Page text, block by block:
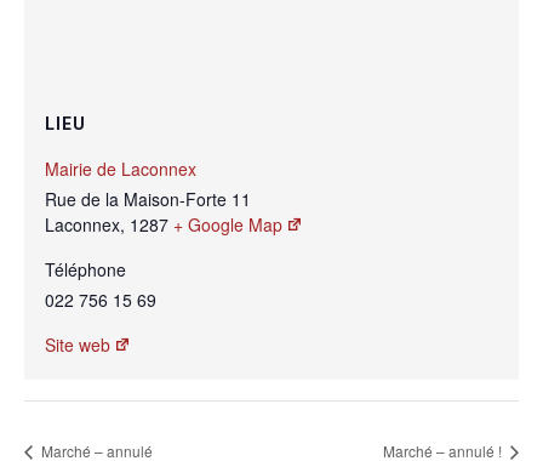
LIEU
Mairie de Laconnex
Rue de la Maison-Forte 11
Laconnex, 1287 + Google Map
Téléphone
022 756 15 69
Site web
Marché – annulé Marché – annulé !